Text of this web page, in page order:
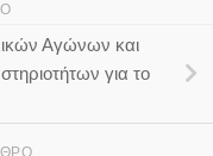
Αγώνων και
για το